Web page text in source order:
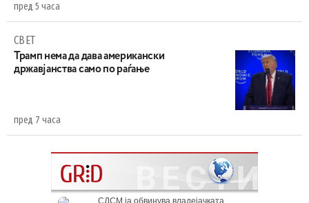
пред 5 часа
СВЕТ
Трамп нема да дава американски
државјанства само по раѓање
пред 7 часа